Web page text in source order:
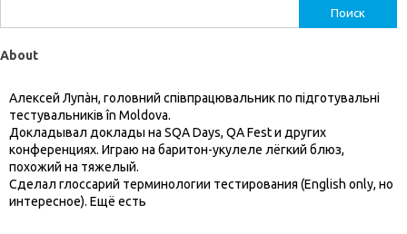
About
Алексей Лупàн, головний спiвпрацювальник по підготувальні
тестувальників în Moldova.
Докладывал доклады на SQA Days, QA Fest и других
конференциях. Играю на баритон-укулеле лёгкий блюз,
похожий на тяжелый.
Сделал глоссарий терминологии тестирования (English only, но
интересное). Ещё есть